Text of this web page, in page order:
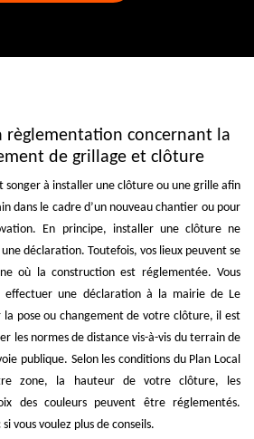
règlementation concernant la
de grillage et clôture
à installer une clôture ou une grille afin
dans le cadre d’un nouveau chantier ou pour
En principe, installer une clôture ne
déclaration. Toutefois, vos lieux peuvent se
où la construction est réglementée. Vous
effectuer une déclaration à la mairie de Le
la pose ou changement de votre clôture, il est
les normes de distance vis-à-vis du terrain de
publique. Selon les conditions du Plan Local
zone, la hauteur de votre clôture, les
des couleurs peuvent être réglementés.
vous voulez plus de conseils.